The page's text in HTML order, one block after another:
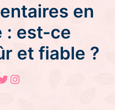
en
: est-ce
et fiable ?
Instagram